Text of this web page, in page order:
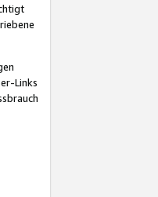
Links